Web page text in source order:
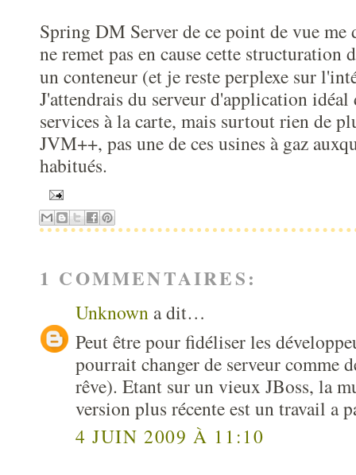
Spring DM Server de ce point de vue
ne remet pas en cause cette structuration
un conteneur (et je reste perplexe sur
J'attendrais du serveur d'application
services à la carte, mais surtout rien de
JVM++, pas une de ces usines à gaz
habitués.
1 COMMENTAIRES:
Unknown a dit…
Peut être pour fidéliser les
pourrait changer de serveur comme
rêve). Etant sur un vieux JBoss, la
version plus récente est un travail a
4 JUIN 2009 À 11:10